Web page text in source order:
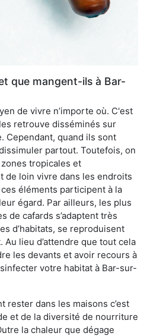
que mangent-ils à Bar-
de vivre n’importe où. C'est
retrouve disséminés sur
Cependant, quand ils sont
partout. Toutefois, on
tropicales et
de loin vivre dans les endroits
éléments participent à la
égard. Par ailleurs, les plus
de cafards s’adaptent très
d’habitats, se reproduisent
lieu d’attendre que tout cela
les devants et avoir recours à
votre habitat à Bar-sur-
rester dans les maisons c’est
et de la diversité de nourriture
la chaleur que dégage